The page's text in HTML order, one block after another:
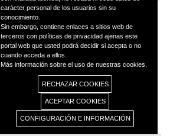
carácter personal de los usuarios sin su
conocimiento.
Sin embargo, contiene enlaces a sitios web de
terceros con políticas de privacidad ajenas este
portal web que usted podrá decidir si acepta o no
cuando acceda a ellos.
Más información sobre el uso de nuestras cookies.
RECHAZAR COOKIES
ACEPTAR COOKIES
CONFIGURACIÓN E INFORMACIÓN